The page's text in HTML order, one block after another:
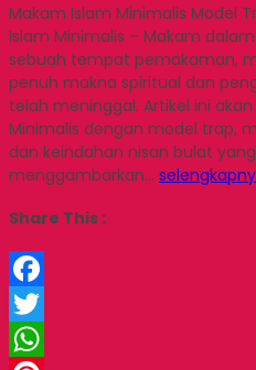
Makam Islam Minimalis Model
Islam Minimalis – Makam
sebuah tempat pemakaman,
penuh makna spiritual dan
telah meninggal. Artikel ini
Minimalis dengan model trap,
dan keindahan nisan bulat
menggambarkan…
Share This :
Facebook
Twitter